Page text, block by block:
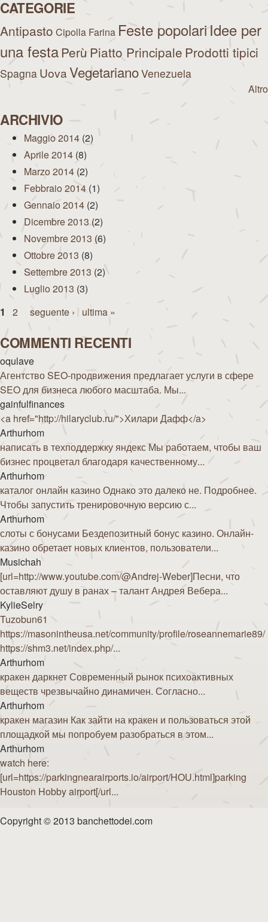
CATEGORIE
Antipasto Cipolla Farina Feste popolari Idee per
una festa Perù Piatto Principale Prodotti tipici
Spagna UovaVegetarianoVenezuela
Altro
ARCHIVIO
Maggio 2014 (2)
Aprile 2014 (8)
Marzo 2014 (2)
Febbraio 2014 (1)
Gennaio 2014 (2)
Dicembre 2013 (2)
Novembre 2013 (6)
Ottobre 2013 (8)
Settembre 2013 (2)
Luglio 2013 (3)
Pagine
1 2 seguente › ultima »
COMMENTI RECENTI
oqulave
Агентство SEO-продвижения предлагает услуги в сфере
SEO для бизнеса любого масштаба. Мы...
gainfulfinances
<a href="http://hilaryclub.ru/">Хилари Дафф</a>
Arthurhom
написать в техподдержку яндекс Мы работаем, чтобы ваш
бизнес процветал благодаря качественному...
Arthurhom
каталог онлайн казино Однако это далеко не. Подробнее.
Чтобы запустить тренировочную версию с...
Arthurhom
слоты с бонусами Бездепозитный бонус казино. Онлайн-
казино обретает новых клиентов, пользователи...
Musichah
[url=http://www.youtube.com/@Andrej-Weber]Песни, что
оставляют душу в ранах – талант Андрея Вебера...
KylieSelry
Tuzobun61
https://masonintheusa.net/community/profile/roseannemarie89/
https://shm3.net/index.php/...
Arthurhom
кракен даркнет Современный рынок психоактивных
веществ чрезвычайно динамичен. Согласно...
Arthurhom
кракен магазин Как зайти на кракен и пользоваться этой
площадкой мы попробуем разобраться в этом...
Arthurhom
watch here:
[url=https://parkingnearairports.io/airport/HOU.html]parking
Houston Hobby airport[/url...
Copyright © 2013 banchettodei.com